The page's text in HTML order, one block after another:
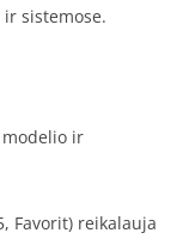
sistemose.
ir
Favorit) reikalauja